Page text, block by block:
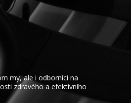
my, ale i odborníci na
zdravého a efektivního